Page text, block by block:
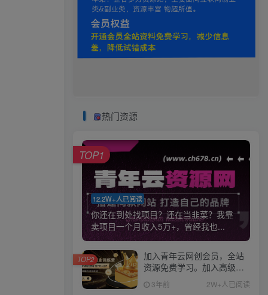
热门资源
12.2W+人已阅读
你还在到处找项目？还在当韭菜？我靠
卖项目一个月收入5万+，曾经我也...
TOP1
加入青年云网创会员，全站
资源免费学习。加入高级合
伙人，推广日入1000+
3年前 2W+人已阅读
TOP2